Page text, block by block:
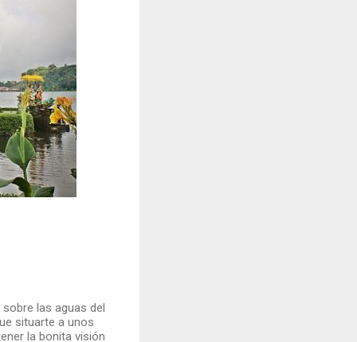
las aguas del
situarte a unos
la bonita visión